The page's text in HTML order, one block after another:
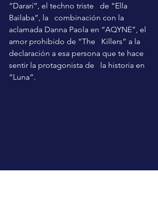
“Dararí”, el techno triste   de “Ella
Bailaba”, la   combinación con la
aclamada Danna Paola en “AQYNE”, el
amor prohibido de “The   Killers” a la
declaración a esa persona que te hace
sentir la protagonista de   la historia en
“Luna”.